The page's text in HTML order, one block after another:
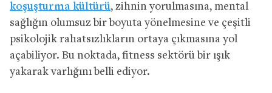
koşuşturma kültürü, zihnin yorulmasına, mental
sağlığın olumsuz bir boyuta yönelmesine ve çeşitli
psikolojik rahatsızlıkların ortaya çıkmasına yol
açabiliyor. Bu noktada, fitness sektörü bir ışık
yakarak varlığını belli ediyor.